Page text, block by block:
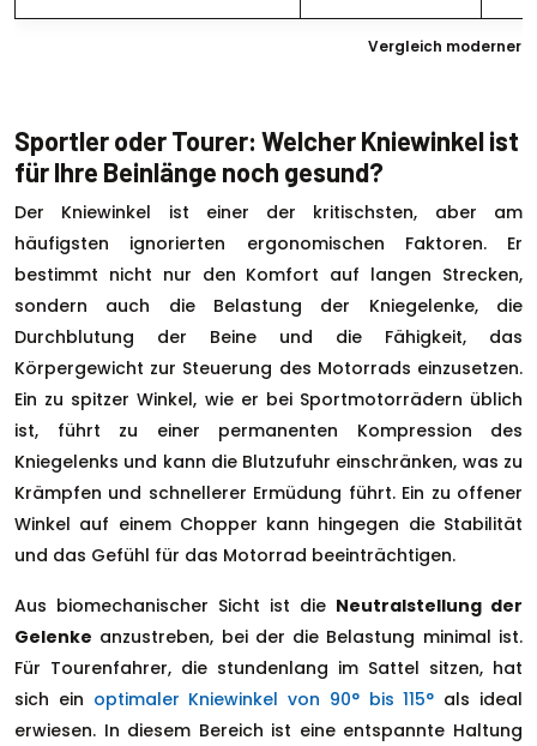
Vergleich moderner
Sportler oder Tourer: Welcher Kniewinkel ist
für Ihre Beinlänge noch gesund?
Der Kniewinkel ist einer der kritischsten, aber am
häufigsten ignorierten ergonomischen Faktoren. Er
bestimmt nicht nur den Komfort auf langen Strecken,
sondern auch die Belastung der Kniegelenke, die
Durchblutung der Beine und die Fähigkeit, das
Körpergewicht zur Steuerung des Motorrads einzusetzen.
Ein zu spitzer Winkel, wie er bei Sportmotorrädern üblich
ist, führt zu einer permanenten Kompression des
Kniegelenks und kann die Blutzufuhr einschränken, was zu
Krämpfen und schnellerer Ermüdung führt. Ein zu offener
Winkel auf einem Chopper kann hingegen die Stabilität
und das Gefühl für das Motorrad beeinträchtigen.
Aus biomechanischer Sicht ist die Neutralstellung der
Gelenke anzustreben, bei der die Belastung minimal ist.
Für Tourenfahrer, die stundenlang im Sattel sitzen, hat
sich ein optimaler Kniewinkel von 90° bis 115° als ideal
erwiesen. In diesem Bereich ist eine entspannte Haltung